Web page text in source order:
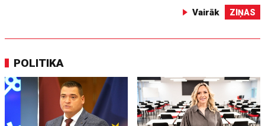
Vairāk ZIŅAS
POLITIKA